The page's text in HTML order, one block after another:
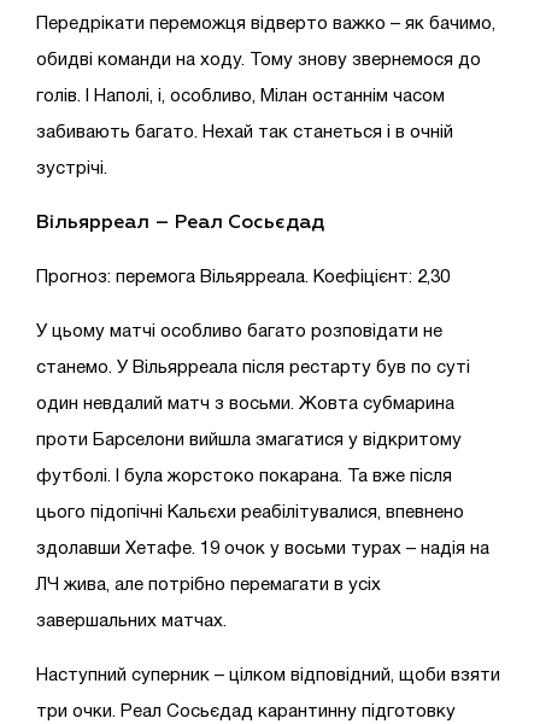
Передрікати переможця відверто важко – як бачимо,
обидві команди на ходу. Тому знову звернемося до
голів. І Наполі, і, особливо, Мілан останнім часом
забивають багато. Нехай так станеться і в очній
зустрічі.
Вільярреал – Реал Сосьєдад
Прогноз: перемога Вільярреала. Коефіцієнт: 2,30
У цьому матчі особливо багато розповідати не
станемо. У Вільярреала після рестарту був по суті
один невдалий матч з восьми. Жовта субмарина
проти Барселони вийшла змагатися у відкритому
футболі. І була жорстоко покарана. Та вже після
цього підопічні Кальєхи реабілітувалися, впевнено
здолавши Хетафе. 19 очок у восьми турах – надія на
ЛЧ жива, але потрібно перемагати в усіх
завершальних матчах.
Наступний суперник – цілком відповідний, щоби взяти
три очки. Реал Сосьєдад карантинну підготовку